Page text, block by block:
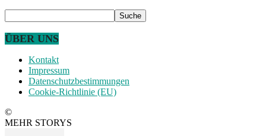
ÜBER UNS
Kontakt
Impressum
Datenschutzbestimmungen
Cookie-Richtlinie (EU)
©
MEHR STORYS